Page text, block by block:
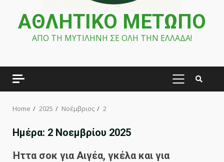
ΑΘΛΗΤΙΚΟ ΜΕΤΩΠΟ
ΑΠΟ ΤΗ ΜΥΤΙΛΗΝΗ ΣΕ ΟΛΗ ΤΗΝ ΕΛΛΑΔΑ!
PRIMARY
Home 2025 Νοέμβριος 2
Ημέρα: 2 Νοεμβρίου 2025
Ήττα σοκ για Αιγέα, γκέλα και για